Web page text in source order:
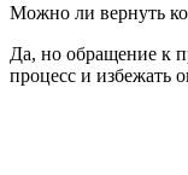
Можно ли вернуть
Да, но обращение к
процесс и избежать